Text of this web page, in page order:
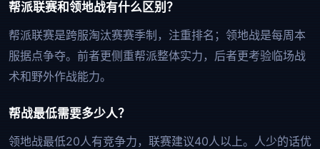
帮派联赛和领地战有什么区别？
帮派联赛是跨服淘汰赛赛季制，注重排名；领地战是每周本
服据点争夺。前者更侧重帮派整体实力，后者更考验临场战
术和野外作战能力。
帮战最低需要多少人？
领地战最低20人有竞争力，联赛建议40人以上。人少的话优